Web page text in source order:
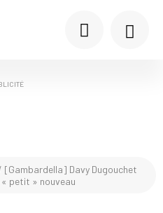
[Gambardella] Davy Dugouchet
« petit » nouveau